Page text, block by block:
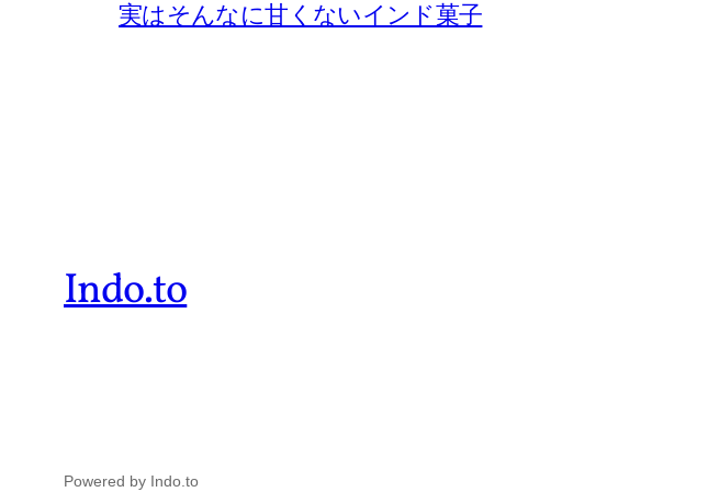
実はそんなに甘くないインド菓子
Indo.to
Powered by Indo.to